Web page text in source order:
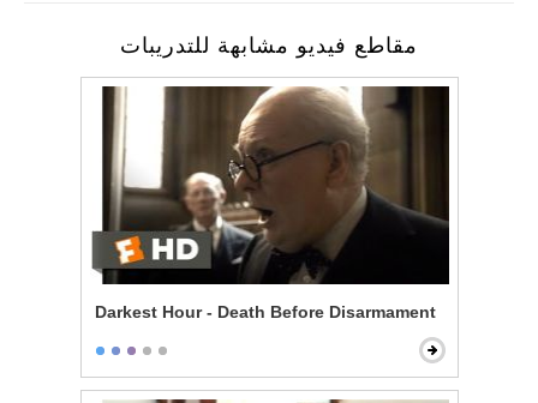
مقاطع فيديو مشابهة للتدريبات
Darkest Hour - Death Before Disarmament